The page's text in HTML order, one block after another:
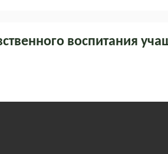
воспитания